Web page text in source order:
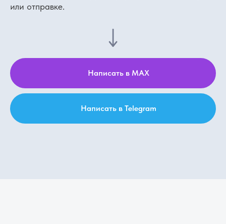
или отправке.
Написать в MAX
Написать в Telegram